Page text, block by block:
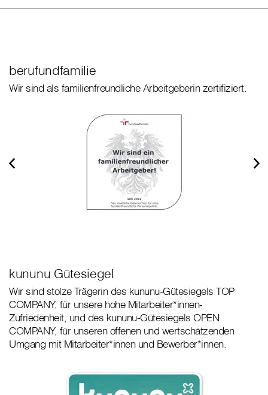
berufundfamilie
Wir sind als familienfreundliche Arbeitgeberin zertifiziert.
kununu Gütesiegel
Wir sind stolze Trägerin des kununu-Gütesiegels TOP
COMPANY, für unsere hohe Mitarbeiter*innen-
Zufriedenheit, und des kununu-Gütesiegels OPEN
COMPANY, für unseren offenen und wertschätzenden
Umgang mit Mitarbeiter*innen und Bewerber*innen.